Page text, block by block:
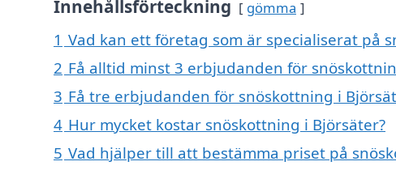
Innehållsförteckning gömma
1 Vad kan ett företag som är specialiserat på
2 Få alltid minst 3 erbjudanden för
3 Få tre erbjudanden för snöskottning i
4 Hur mycket kostar snöskottning i Björsäter?
5 Vad hjälper till att bestämma priset på